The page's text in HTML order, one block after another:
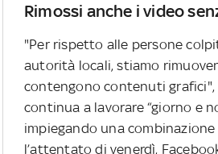
Rimossi anche i video
"Per rispetto alle persone
autorità locali, stiamo
contengono contenuti grafici",
continua a lavorare “giorno e
impiegando una
l’attentato di venerdì,